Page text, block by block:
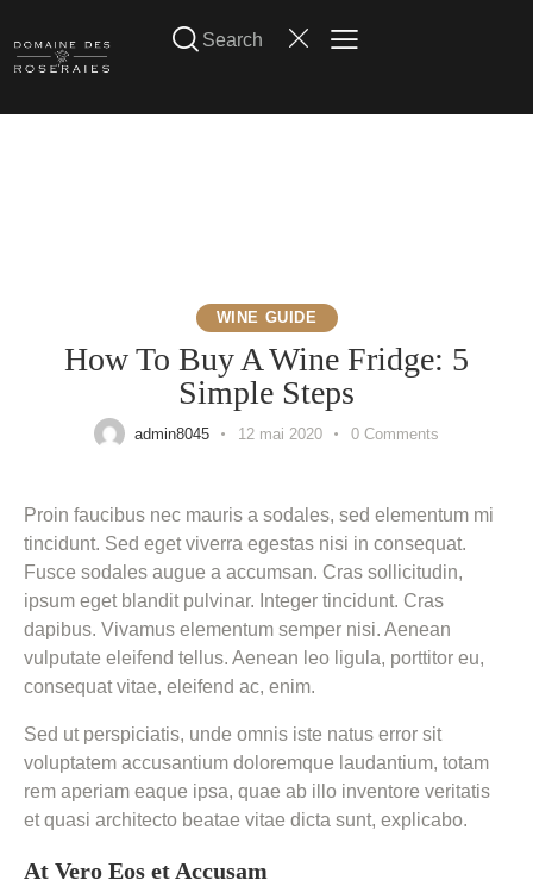
WINE GUIDE
How To Buy A Wine Fridge: 5
Simple Steps
admin8045 12 mai 2020 0 Comments
Proin faucibus nec mauris a sodales, sed elementum mi
tincidunt. Sed eget viverra egestas nisi in consequat.
Fusce sodales augue a accumsan. Cras sollicitudin,
ipsum eget blandit pulvinar. Integer tincidunt. Cras
dapibus. Vivamus elementum semper nisi. Aenean
vulputate eleifend tellus. Aenean leo ligula, porttitor eu,
consequat vitae, eleifend ac, enim.
Sed ut perspiciatis, unde omnis iste natus error sit
voluptatem accusantium doloremque laudantium, totam
rem aperiam eaque ipsa, quae ab illo inventore veritatis
et quasi architecto beatae vitae dicta sunt, explicabo.
At Vero Eos et Accusam